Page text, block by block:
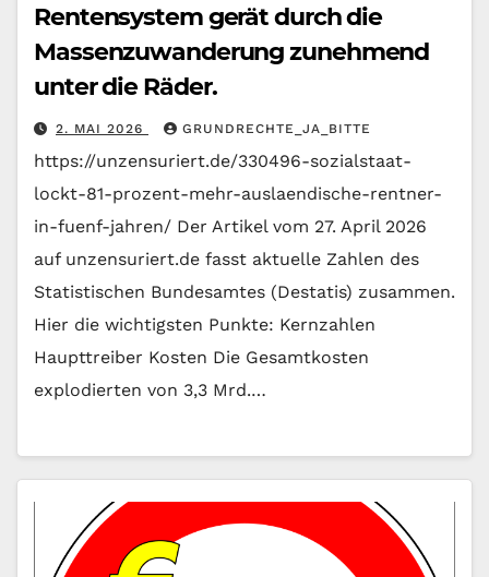
Rentensystem gerät durch die
Massenzuwanderung zunehmend
unter die Räder.
2. MAI 2026 GRUNDRECHTE_JA_BITTE
https://unzensuriert.de/330496-sozialstaat-
lockt-81-prozent-mehr-auslaendische-rentner-
in-fuenf-jahren/ Der Artikel vom 27. April 2026
auf unzensuriert.de fasst aktuelle Zahlen des
Statistischen Bundesamtes (Destatis) zusammen.
Hier die wichtigsten Punkte: Kernzahlen
Haupttreiber Kosten Die Gesamtkosten
explodierten von 3,3 Mrd.…